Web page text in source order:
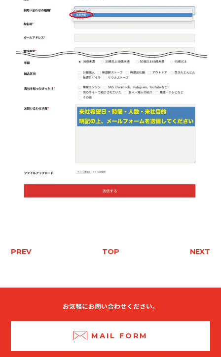
PREV TOP NEXT
お気軽にお問い合わせください。
MAIL FORM